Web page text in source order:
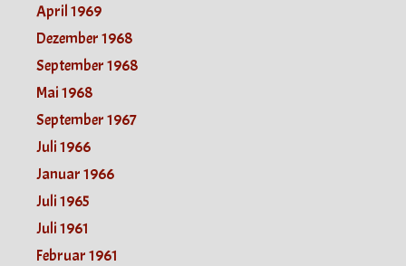
April 1969
Dezember 1968
September 1968
Mai 1968
September 1967
Juli 1966
Januar 1966
Juli 1965
Juli 1961
Februar 1961